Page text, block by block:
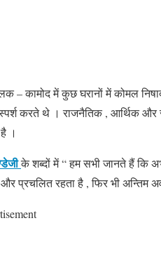
– कामोद में कुछ घरानों में कोमल
करते थे । राजनैतिक , आर्थिक और
।
के शब्दों में “ हम सभी जानते हैं कि
और प्रचलित रहता है , फिर भी अन्तिम